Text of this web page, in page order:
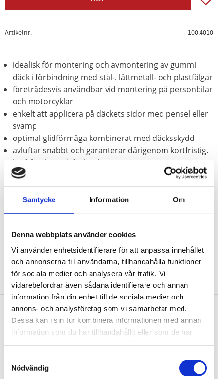
Samtycke Information Om
Denna webbplats använder cookies
Vi använder enhetsidentifierare för att anpassa innehållet
och annonserna till användarna, tillhandahålla funktioner
för sociala medier och analysera vår trafik. Vi
vidarebefordrar även sådana identifierare och annan
information från din enhet till de sociala medier och
annons- och analysföretag som vi samarbetar med.
Dessa kan i sin tur kombinera informationen med annan
information som du har tillhandahållit eller som de har
Nödvändig
Artikelnr 100.4010
idealisk för montering och avmontering av gummi
däck i förbindning med stål-. lättmetall- och plastfälgar
företrädesvis användbar vid montering på personbilar
och motorcyklar
enkelt att applicera på däckets sidor med pensel eller
svamp
optimal glidförmåga kombinerat med däcksskydd
avluftar snabbt och garanterar därigenom kortfristig.
kraftförslutandeförbindning av
inbyggnadskomponenter
avsedd även för breda däck
Leverans i hink
motorcyklar
Nyhetsbrev